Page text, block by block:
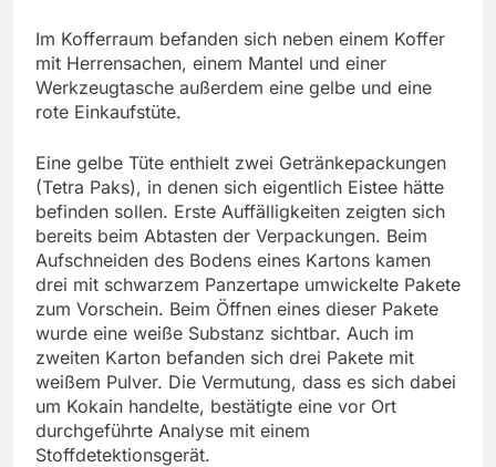
Im Kofferraum befanden sich neben einem Koffer
mit Herrensachen, einem Mantel und einer
Werkzeugtasche außerdem eine gelbe und eine
rote Einkaufstüte.
Eine gelbe Tüte enthielt zwei Getränkepackungen
(Tetra Paks), in denen sich eigentlich Eistee hätte
befinden sollen. Erste Auffälligkeiten zeigten sich
bereits beim Abtasten der Verpackungen. Beim
Aufschneiden des Bodens eines Kartons kamen
drei mit schwarzem Panzertape umwickelte Pakete
zum Vorschein. Beim Öffnen eines dieser Pakete
wurde eine weiße Substanz sichtbar. Auch im
zweiten Karton befanden sich drei Pakete mit
weißem Pulver. Die Vermutung, dass es sich dabei
um Kokain handelte, bestätigte eine vor Ort
durchgeführte Analyse mit einem
Stoffdetektionsgerät.